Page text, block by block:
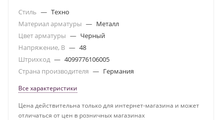
Стиль — Техно
Материал арматуры — Металл
Цвет арматуры — Черный
Напряжение, В — 48
Штрихкод — 4099776106005
Страна производителя — Германия
Все характеристики
Цена действительна только для интернет-магазина и может
отличаться от цен в розничных магазинах